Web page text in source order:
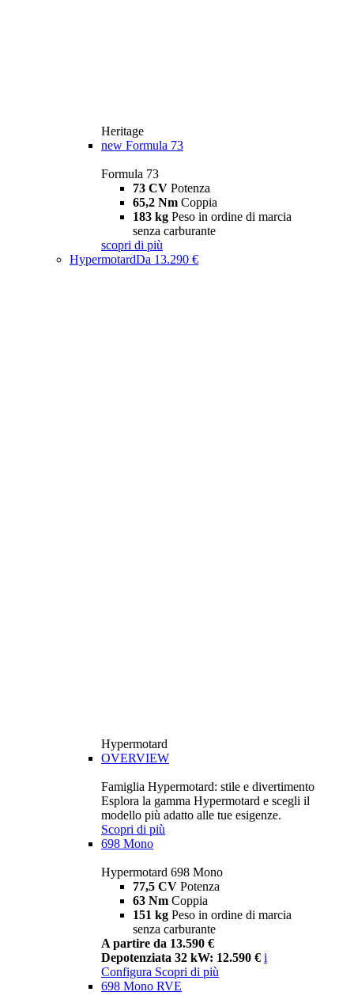
Heritage
new Formula 73
Formula 73
73 CV Potenza
65,2 Nm Coppia
183 kg Peso in ordine di marcia
senza carburante
scopri di più
HypermotardDa 13.290 €
Hypermotard
OVERVIEW
Famiglia Hypermotard: stile e divertimento
Esplora la gamma Hypermotard e scegli il
modello più adatto alle tue esigenze.
Scopri di più
698 Mono
Hypermotard 698 Mono
77,5 CV Potenza
63 Nm Coppia
151 kg Peso in ordine di marcia
senza carburante
A partire da 13.590 €
Depotenziata 32 kW: 12.590 € i
Configura Scopri di più
698 Mono RVE